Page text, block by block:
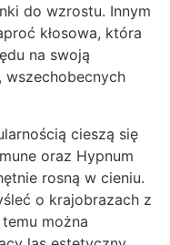
do wzrostu. Innym
kłosowa, która
na swoją
cieszą się
oraz Hypnum
rosną w cieniu.
o krajobrazach z
można